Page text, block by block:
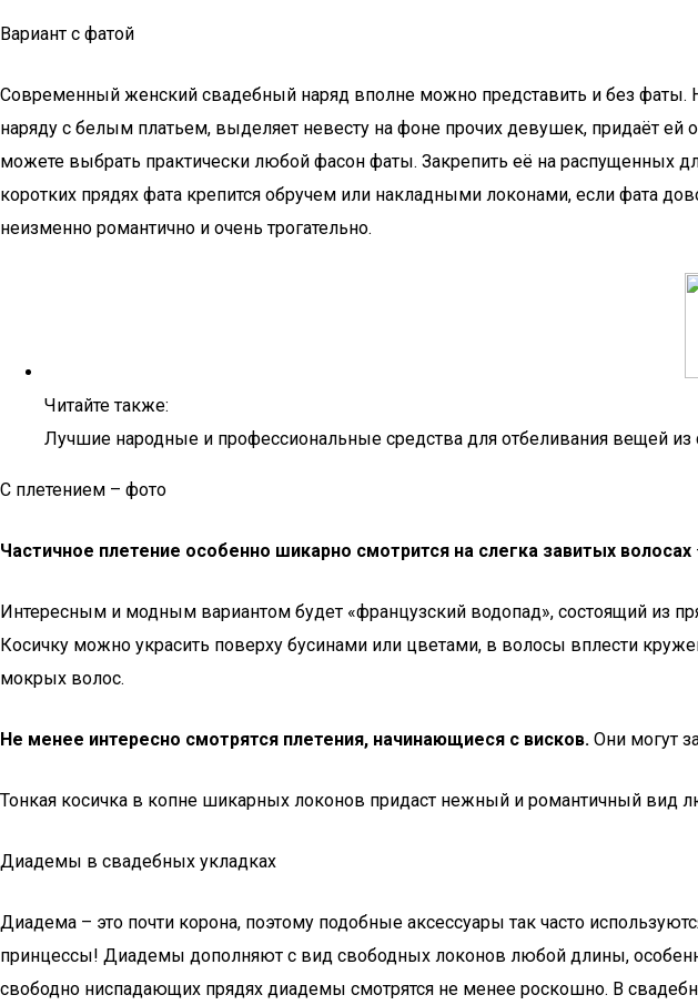
Вариант с фатой
Современный женский свадебный наряд вполне можно представить и без фаты.
наряду с белым платьем, выделяет невесту на фоне прочих девушек, придаёт
можете выбрать практически любой фасон фаты. Закрепить её на распущенных
коротких прядях фата крепится обручем или накладными локонами, если фата
неизменно романтично и очень трогательно.
Читайте также:
Лучшие народные и профессиональные средства для отбеливания вещей из
С плетением – фото
Частичное плетение особенно шикарно смотрится на слегка завитых волосах
Интересным и модным вариантом будет «французский водопад», состоящий из
Косичку можно украсить поверху бусинами или цветами, в волосы вплести
мокрых волос.
Не менее интересно смотрятся плетения, начинающиеся с висков. Они могут
Тонкая косичка в копне шикарных локонов придаст нежный и романтичный вид
Диадемы в свадебных укладках
Диадема – это почти корона, поэтому подобные аксессуары так часто
принцессы! Диадемы дополняют с вид свободных локонов любой длины,
свободно ниспадающих прядях диадемы смотрятся не менее роскошно. В